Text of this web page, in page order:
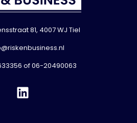
81, 4007 WJ Tiel
of06-20490063